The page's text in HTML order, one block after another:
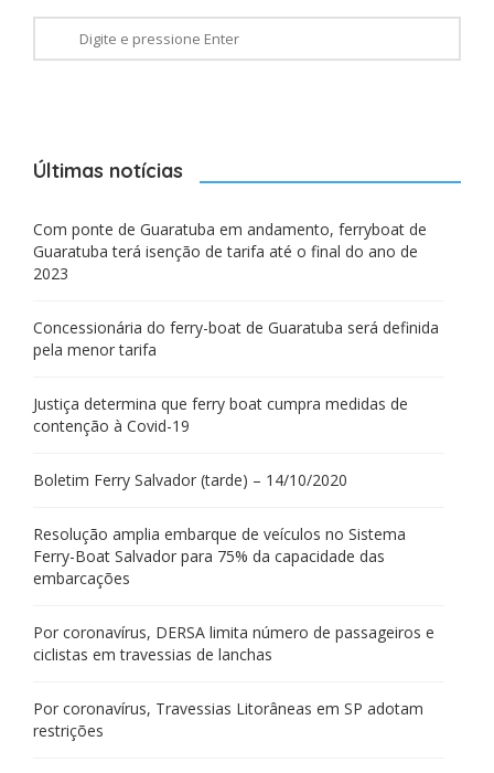
Últimas notícias
Com ponte de Guaratuba em andamento, ferryboat de
Guaratuba terá isenção de tarifa até o final do ano de
2023
Concessionária do ferry-boat de Guaratuba será definida
pela menor tarifa
Justiça determina que ferry boat cumpra medidas de
contenção à Covid-19
Boletim Ferry Salvador (tarde) – 14/10/2020
Resolução amplia embarque de veículos no Sistema
Ferry-Boat Salvador para 75% da capacidade das
embarcações
Por coronavírus, DERSA limita número de passageiros e
ciclistas em travessias de lanchas
Por coronavírus, Travessias Litorâneas em SP adotam
restrições